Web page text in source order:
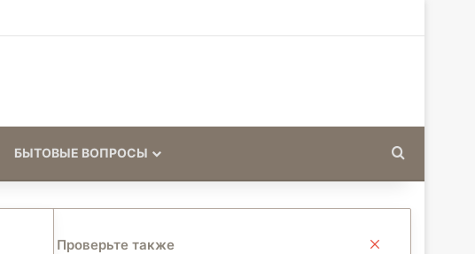
БЫТОВЫЕ ВОПРОСЫ
Проверьте также